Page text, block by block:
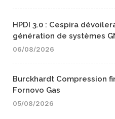
HPDI 3.0 : Cespira
génération de systèmes
06/08/2026
Burckhardt Compression
Fornovo Gas
05/08/2026